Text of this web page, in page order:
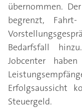
übernommen.
begrenzt,
Bedarfsfall
Jobcenter
Erfolgsaussicht
Steuergeld.